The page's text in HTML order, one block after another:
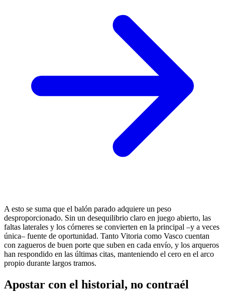
A esto se suma que el balón parado adquiere un peso
desproporcionado. Sin un desequilibrio claro en juego abierto, las
faltas laterales y los córneres se convierten en la principal –y a veces
única– fuente de oportunidad. Tanto Vitoria como Vasco cuentan
con zagueros de buen porte que suben en cada envío, y los arqueros
han respondido en las últimas citas, manteniendo el cero en el arco
propio durante largos tramos.
Apostar con el historial, no contraél